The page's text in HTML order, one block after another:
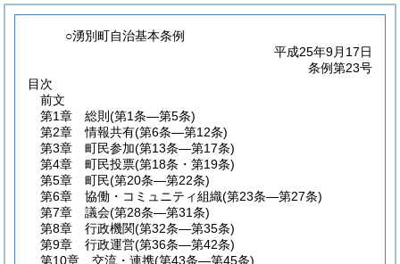
○湧別町自治基本条例
平成25年9月17日
条例第23号
目次
前文
第1章
総則 (第1条―第5条)
第2章
情報共有(第6条―第12条)
第3章
町民参加(第13条―第17条)
第4章
町民投票(第18条・第19条)
第5章
町民(第20条―第22条)
第6章
協働・コミュニティ組織(第23条―第27条)
第7章
議会(第28条―第31条)
第8章
行政機関(第32条―第35条)
第9章
行政運営(第36条―第42条)
第10章
交流・連携(第43条―第45条)